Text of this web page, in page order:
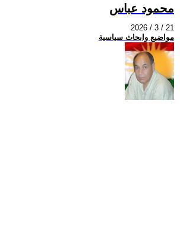
محمود عباس
2026 / 3 / 21
مواضيع وابحاث سياسية